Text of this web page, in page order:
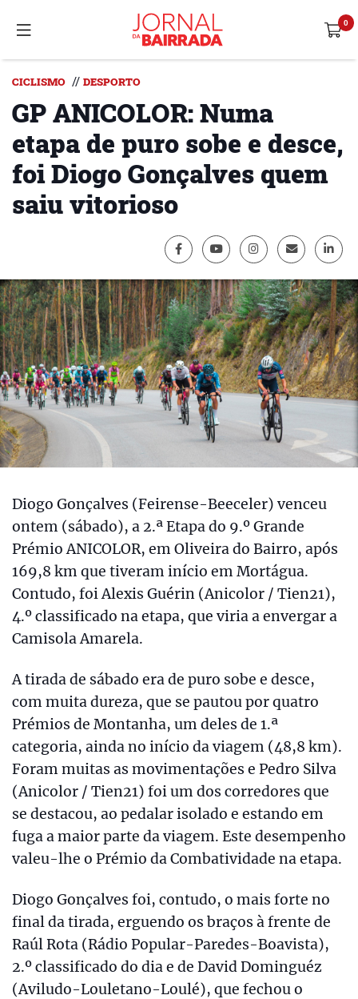
CICLISMO // DESPORTO
GP ANICOLOR: Numa
etapa de puro sobe e desce,
foi Diogo Gonçalves quem
saiu vitorioso
Diogo Gonçalves (Feirense-Beeceler) venceu
ontem (sábado), a 2.ª Etapa do 9.º Grande
Prémio ANICOLOR, em Oliveira do Bairro, após
169,8 km que tiveram início em Mortágua.
Contudo, foi Alexis Guérin (Anicolor / Tien21),
4.º classificado na etapa, que viria a envergar a
Camisola Amarela.
A tirada de sábado era de puro sobe e desce,
com muita dureza, que se pautou por quatro
Prémios de Montanha, um deles de 1.ª
categoria, ainda no início da viagem (48,8 km).
Foram muitas as movimentações e Pedro Silva
(Anicolor / Tien21) foi um dos corredores que
se destacou, ao pedalar isolado e estando em
fuga a maior parte da viagem. Este desempenho
valeu-lhe o Prémio da Combatividade na etapa.
Diogo Gonçalves foi, contudo, o mais forte no
final da tirada, erguendo os braços à frente de
Raúl Rota (Rádio Popular-Paredes-Boavista),
2.º classificado do dia e de David Dominguéz
(Aviludo-Louletano-Loulé), que fechou o